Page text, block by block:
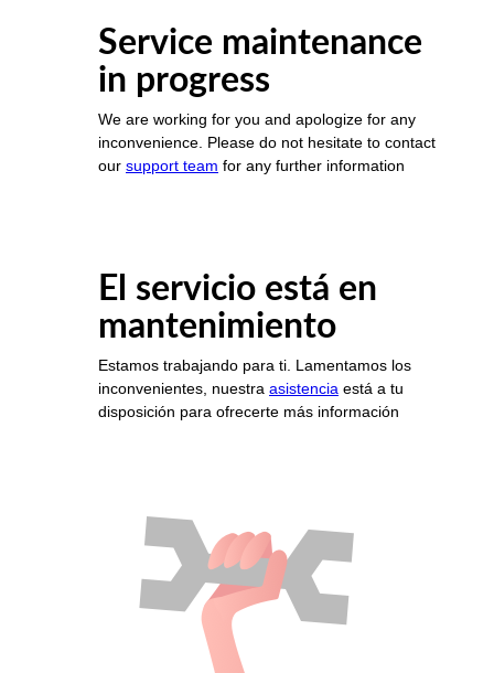
Service maintenance
in progress
We are working for you and apologize for any
inconvenience. Please do not hesitate to contact
our support team for any further information
El servicio está en
mantenimiento
Estamos trabajando para ti. Lamentamos los
inconvenientes, nuestra asistencia está a tu
disposición para ofrecerte más información